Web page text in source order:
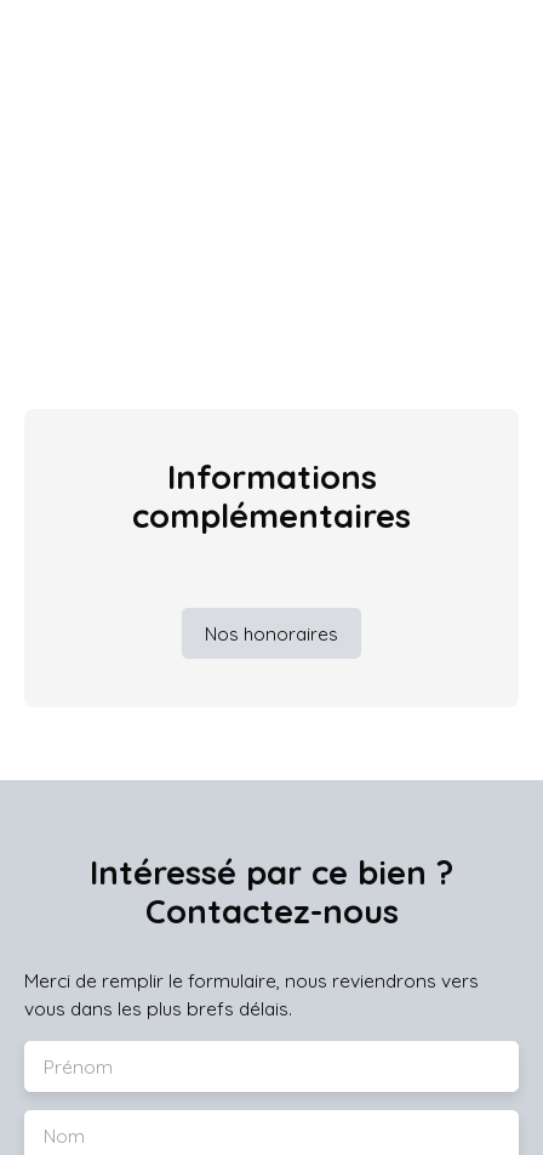
Informations
complémentaires
Nos honoraires
Intéressé par ce bien ?
Contactez-nous
Merci de remplir le formulaire, nous reviendrons vers
vous dans les plus brefs délais.
Prénom
Nom